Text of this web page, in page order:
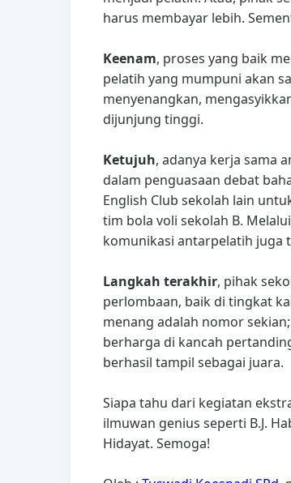
harus membayar lebih.
Keenam, proses yang baik
pelatih yang mumpuni akan
menyenangkan,
dijunjung tinggi.
Ketujuh, adanya kerja sama
dalam penguasaan debat
English Club sekolah lain
tim bola voli sekolah B.
komunikasi antarpelatih juga
Langkah terakhir, pihak
perlombaan, baik di tingkat
menang adalah nomor
berharga di kancah
berhasil tampil sebagai juara.
Siapa tahu dari kegiatan
ilmuwan genius seperti B.J.
Hidayat. Semoga!